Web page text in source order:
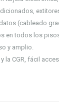
(cableado
en todos los
y amplio.
la CGR, fácil